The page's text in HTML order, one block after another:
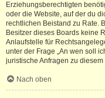
Erziehungsberechtigten
oder die Website, auf der du
rechtlichen Beistand zu Rate.
Besitzer dieses Boards keine
Anlaufstelle für
unter der Frage „An wen soll
juristische Anfragen zu
Nach oben